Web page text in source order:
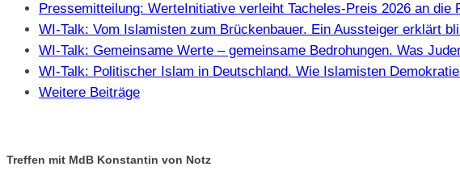
Pressemitteilung: WerteInitiative verleiht Tacheles-Preis 2026 an die
WI-Talk: Vom Islamisten zum Brückenbauer. Ein Aussteiger erklärt
WI-Talk: Gemeinsame Werte – gemeinsame Bedrohungen. Was
WI-Talk: Politischer Islam in Deutschland. Wie Islamisten
Weitere Beiträge
Treffen mit MdB Konstantin von Notz